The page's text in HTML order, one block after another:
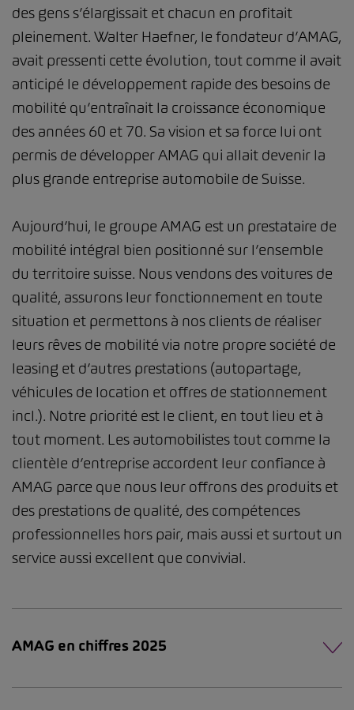
des gens s’élargissait et chacun en profitait
pleinement. Walter Haefner, le fondateur d’AMAG,
avait pressenti cette évolution, tout comme il avait
anticipé le développement rapide des besoins de
mobilité qu’entraînait la croissance économique
des années 60 et 70. Sa vision et sa force lui ont
permis de développer AMAG qui allait devenir la
plus grande entreprise automobile de Suisse.
Aujourd’hui, le groupe AMAG est un prestataire de
mobilité intégral bien positionné sur l’ensemble
du territoire suisse. Nous vendons des voitures de
qualité, assurons leur fonctionnement en toute
situation et permettons à nos clients de réaliser
leurs rêves de mobilité via notre propre société de
leasing et d’autres prestations (autopartage,
véhicules de location et offres de stationnement
incl.). Notre priorité est le client, en tout lieu et à
tout moment. Les automobilistes tout comme la
clientèle d’entreprise accordent leur confiance à
AMAG parce que nous leur offrons des produits et
des prestations de qualité, des compétences
professionnelles hors pair, mais aussi et surtout un
service aussi excellent que convivial.
AMAG en chiffres 2025